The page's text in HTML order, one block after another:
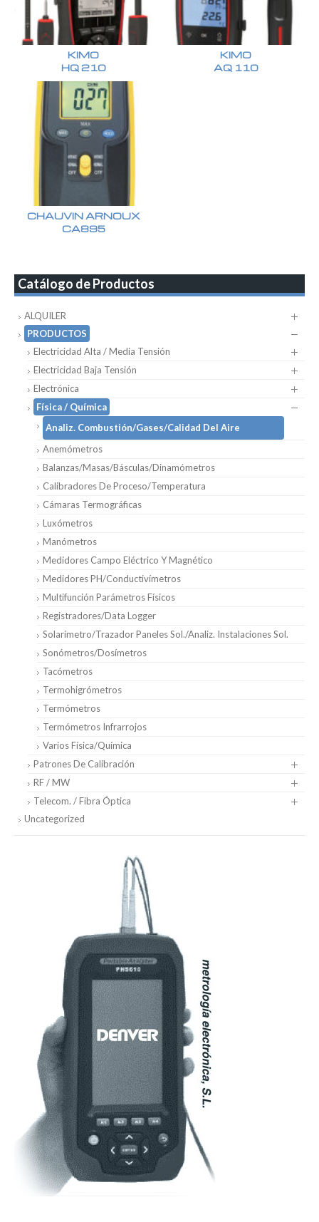
KIMO
HQ 210
KIMO
AQ 110
CHAUVIN ARNOUX
CA895
Catálogo de Productos
ALQUILER
PRODUCTOS
Electricidad Alta / Media Tensión
Electricidad Baja Tensión
Electrónica
Física / Química
Analiz. Combustión/Gases/Calidad Del Aire
Anemómetros
Balanzas/Masas/Básculas/Dinamómetros
Calibradores De Proceso/Temperatura
Cámaras Termográficas
Luxómetros
Manómetros
Medidores Campo Eléctrico Y Magnético
Medidores PH/Conductivímetros
Multifunción Parámetros Físicos
Registradores/Data Logger
Solarímetro/Trazador Paneles Sol./Analiz. Instalaciones Sol.
Sonómetros/Dosímetros
Tacómetros
Termohigrómetros
Termómetros
Termómetros Infrarrojos
Varios Física/Química
Patrones De Calibración
RF / MW
Telecom. / Fibra Óptica
Uncategorized